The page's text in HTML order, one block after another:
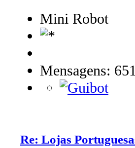
Mini Robot
Mensagens:
Re: Lojas